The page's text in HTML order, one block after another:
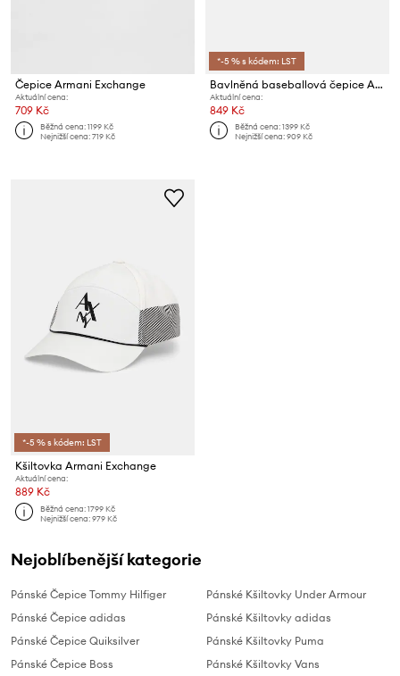
Čepice Armani Exchange
Aktuální cena:
709 Kč
Běžná cena:1199 Kč
Nejnižší cena:719 Kč
*-5 % s kódem: LST
Bavlněná baseballová čepice Armani Exchange
Aktuální cena:
849 Kč
Běžná cena:1399 Kč
Nejnižší cena:909 Kč
*-5 % s kódem: LST
Kšiltovka Armani Exchange
Aktuální cena:
889 Kč
Běžná cena:1799 Kč
Nejnižší cena:979 Kč
Nejoblíbenější kategorie
Pánské Čepice Tommy Hilfiger
Pánské Čepice adidas
Pánské Čepice Quiksilver
Pánské Čepice Boss
Pánské Kšiltovky Under Armour
Pánské Kšiltovky adidas
Pánské Kšiltovky Puma
Pánské Kšiltovky Vans